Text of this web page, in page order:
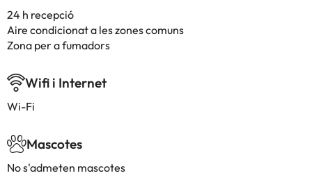
24 h recepció
Aire condicionat a les zones comuns
Zona per a fumadors
Wifi i Internet
Wi-Fi
Mascotes
No s'admeten mascotes